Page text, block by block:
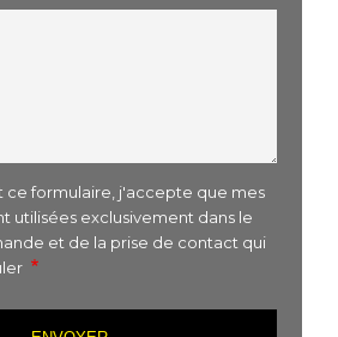
ce formulaire, j'accepte que mes
utilisées exclusivement dans le
et de la prise de contact qui